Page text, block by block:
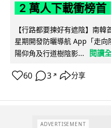
2 萬人下載衝榜首
【行路都要揀好有遮陰】南
星期開發防曬導航 App「走
陽仰角及行道樹陰影...
閱讀
60 3 ↗ 分享
ADVERTISEMENT